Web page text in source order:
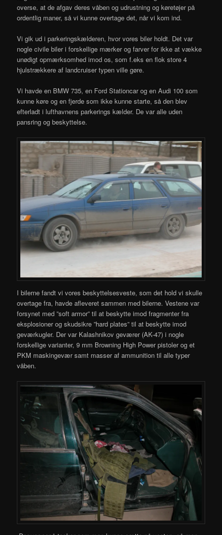
overse, at de afgav deres våben og udrustning og køretøjer på
ordentlig maner, så vi kunne overtage det, når vi kom ind.
Vi gik ud i parkeringskælderen, hvor vores biler holdt. Det var
nogle civile biler i forskellige mærker og farver for ikke at vække
unødigt opmærksomhed imod os, som f.eks en flok store 4
hjulstrækkere af landcruiser typen ville gøre.
Vi havde en BMW 735, en Ford Stationcar og en Audi 100 som
kunne køre og en fjerde som ikke kunne starte, så den blev
efterladt i lufthavnens parkerings kælder. De var alle uden
pansring og beskyttelse.
I bilerne fandt vi vores beskyttelsesveste, som det hold vi skulle
overtage fra, havde afleveret sammen med bilerne. Vestene var
forsynet med ”soft armor” til at beskytte imod fragmenter fra
eksplosioner og skudsikre ”hard plates” til at beskytte imod
geværkugler. Der var Kalashnikov geværer (AK-47) i nogle
forskellige varianter, 9 mm Browning High Power pistoler og et
PKM maskingevær samt masser af ammunition til alle typer
våben.